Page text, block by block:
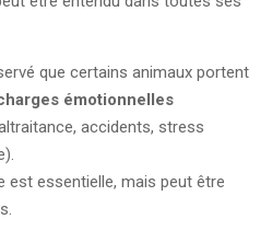
que certains animaux portent
émotionnelles
accidents, stress
est essentielle, mais peut être